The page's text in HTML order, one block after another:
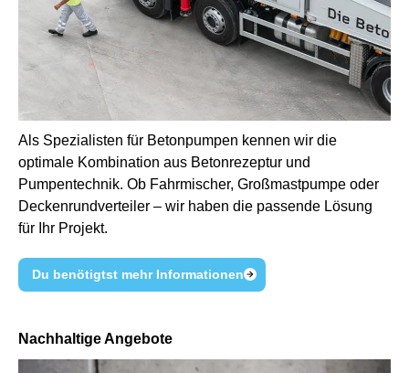
Als Spezialisten für Betonpumpen kennen wir die
optimale Kombination aus Betonrezeptur und
Pumpentechnik. Ob Fahrmischer, Großmastpumpe oder
Deckenrundverteiler – wir haben die passende Lösung
für Ihr Projekt.
Du benötigtst mehr Informationen
Nachhaltige Angebote